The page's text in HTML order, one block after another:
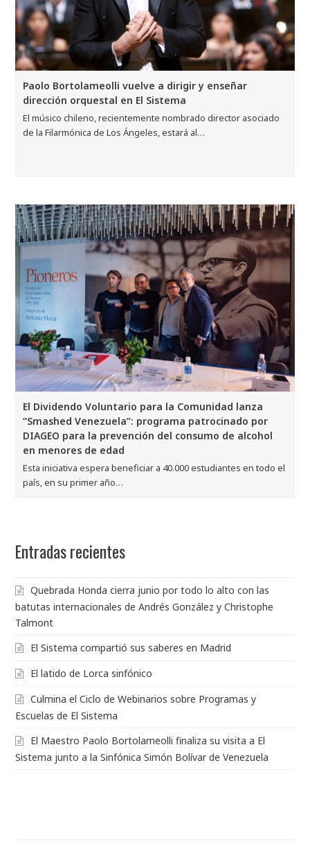
Paolo Bortolameolli vuelve a dirigir y enseñar
dirección orquestal en El Sistema
El músico chileno, recientemente nombrado director asociado
de la Filarmónica de Los Ángeles, estará al…
El Dividendo Voluntario para la Comunidad lanza
“Smashed Venezuela”: programa patrocinado por
DIAGEO para la prevención del consumo de alcohol
en menores de edad
Esta iniciativa espera beneficiar a 40.000 estudiantes en todo el
país, en su primer año…
Entradas recientes
Quebrada Honda cierra junio por todo lo alto con las
batutas internacionales de Andrés González y Christophe
Talmont
El Sistema compartió sus saberes en Madrid
El latido de Lorca sinfónico
Culmina el Ciclo de Webinarios sobre Programas y
Escuelas de El Sistema
El Maestro Paolo Bortolameolli finaliza su visita a El
Sistema junto a la Sinfónica Simón Bolívar de Venezuela